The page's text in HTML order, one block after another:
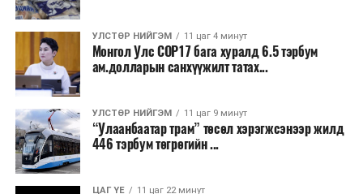
Наймдугаар сарын 7-нд баруун болон төвийн
аймгуудын нутгийн хойд хэсгээр, 8-нд баруун
аймгуудын нутгийн хойд хэсэг, төвийн
аймгуудын нутгийн зарим газраар, 9-нд баруун
аймгуудын нутгийн зүүн, говийн аймгуудын
нутгийн хойд, зүүн аймгуудын нутгийн баруун
хэсэг, төвийн аймгуудын ихэнх нутгаар, 10-нд
төв, зүүн, говийн аймгуудын ихэнх нутгаар
бороо, дуу цахилгаантай аадар бороо орно. Салхи
ихэнх хугацаанд секундэд 5-10 метр, 9-нд
УЛСТӨР НИЙГЭМ 11 цаг 4 минут
Монгол Улс COP17 бага хуралд 6.5 тэрбум
ам.долларын санхүүжилт татах...
УЛСТӨР НИЙГЭМ 11 цаг 9 минут
“Улаанбаатар трам” төсөл хэрэгжсэнээр жилд
446 тэрбум төгрөгийн ...
ЦАГ ҮЕ 11 цаг 22 минут